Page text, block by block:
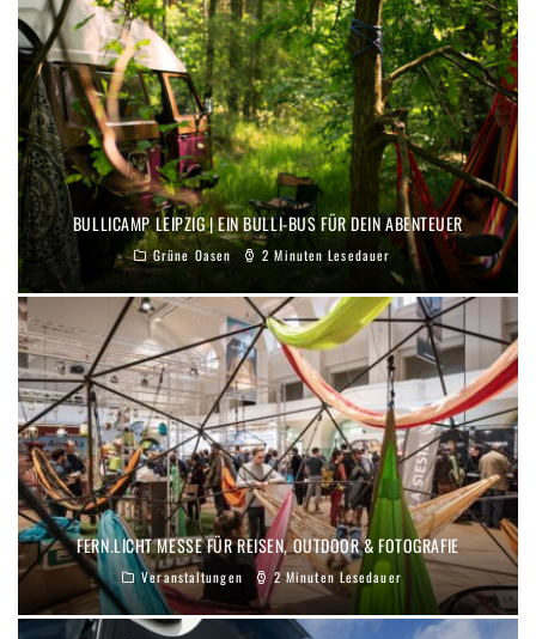
BULLICAMP LEIPZIG | EIN BULLI-BUS FÜR DEIN ABENTEUER
Grüne Oasen 2 Minuten Lesedauer
FERN.LICHT MESSE FÜR REISEN, OUTDOOR & FOTOGRAFIE
Veranstaltungen 2 Minuten Lesedauer